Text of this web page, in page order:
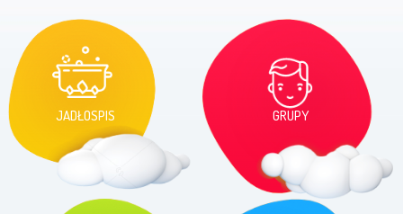
JADŁOSPIS GRUPY